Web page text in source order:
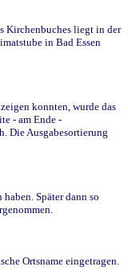
Kirchenbuches liegt in der
in Bad Essen
konnten, wurde das
- am Ende -
Die Ausgabesortierung
Später dann so
Ortsname eingetragen.